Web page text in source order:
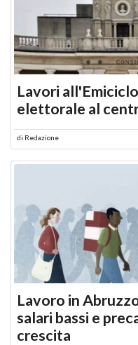
Lavori
elettorale al
di Redazione
Lavoro in
salari bassi e
crescita